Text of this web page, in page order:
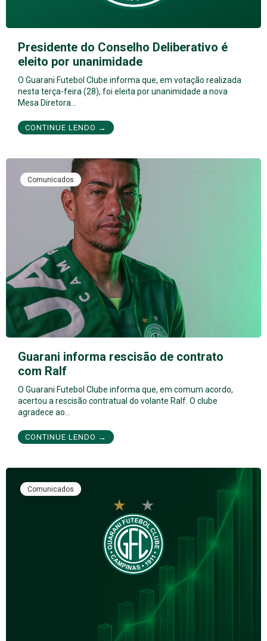
Presidente do Conselho Deliberativo é
eleito por unanimidade
O Guarani Futebol Clube informa que, em votação realizada
nesta terça-feira (28), foi eleita por unanimidade a nova
Mesa Diretora…
CONTINUE LENDO →
Comunicados
Guarani informa rescisão de contrato
com Ralf
O Guarani Futebol Clube informa que, em comum acordo,
acertou a rescisão contratual do volante Ralf. O clube
agradece ao…
CONTINUE LENDO →
Comunicados